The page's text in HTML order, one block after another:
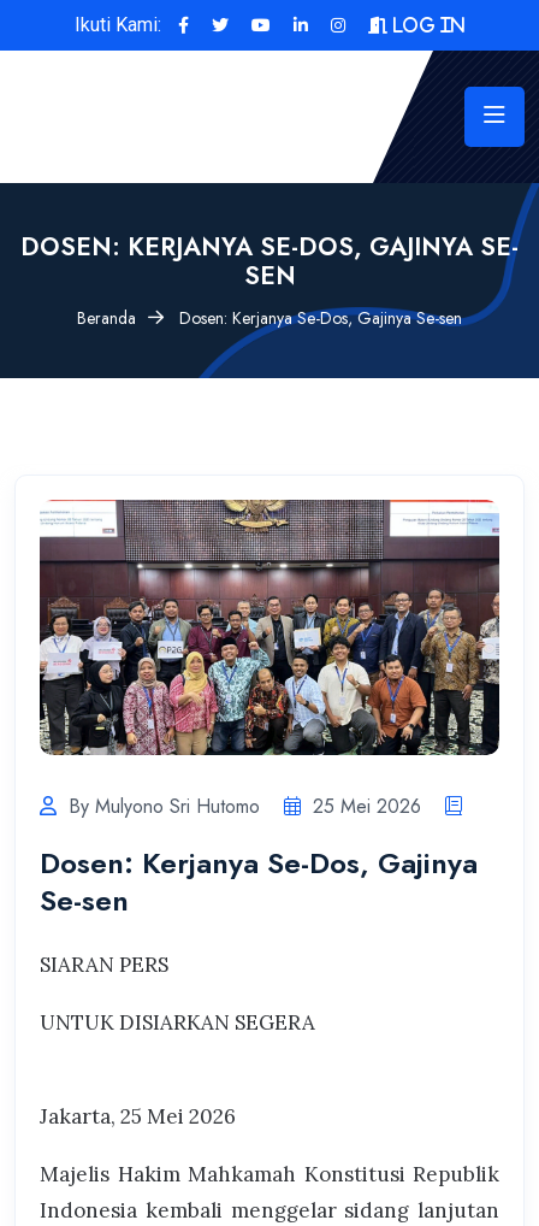
Ikuti Kami: Log In
DOSEN: KERJANYA SE-DOS, GAJINYA SE-
SEN
Beranda Dosen: Kerjanya Se-Dos, Gajinya Se-sen
By Mulyono Sri Hutomo 25 Mei 2026
Dosen: Kerjanya Se-Dos, Gajinya
Se-sen
SIARAN PERS
UNTUK DISIARKAN SEGERA
Jakarta, 25 Mei 2026
Majelis Hakim Mahkamah Konstitusi Republik
Indonesia kembali menggelar sidang lanjutan